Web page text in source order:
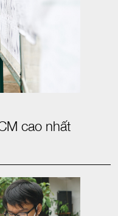
cao nhất